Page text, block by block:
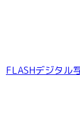
FLASHデジタル